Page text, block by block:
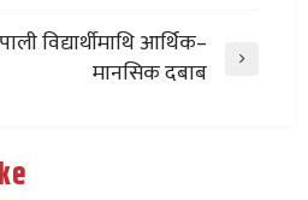
विद्यार्थीमाथि आर्थिक–
मानसिक दबाब